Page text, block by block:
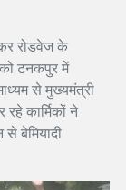
रोडवेज के
टनकपुर में
से मुख्यमंत्री
कार्मिकों ने
से बेमियादी